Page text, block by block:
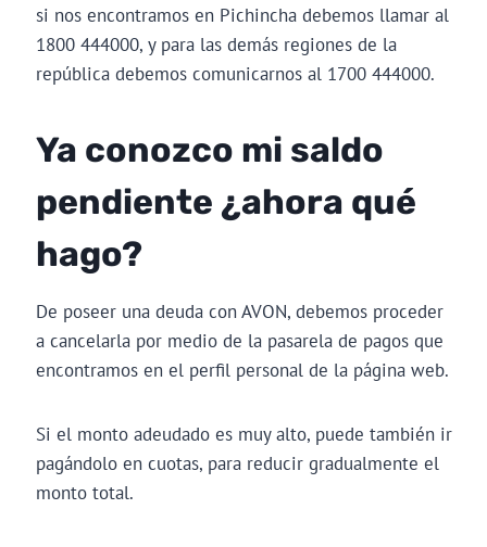
si nos encontramos en Pichincha debemos llamar al
1800 444000, y para las demás regiones de la
república debemos comunicarnos al 1700 444000.
Ya conozco mi saldo
pendiente ¿ahora qué
hago?
De poseer una deuda con AVON, debemos proceder
a cancelarla por medio de la pasarela de pagos que
encontramos en el perfil personal de la página web.
Si el monto adeudado es muy alto, puede también ir
pagándolo en cuotas, para reducir gradualmente el
monto total.